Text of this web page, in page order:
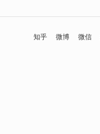
知乎 微博 微信